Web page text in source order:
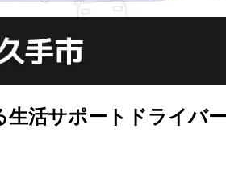
生活サポートドライ